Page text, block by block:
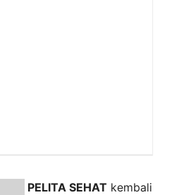
PELITA SEHAT kembali